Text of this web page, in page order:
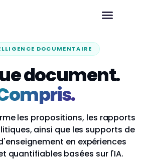
DOCUMENTAIRE
document.
les propositions, les rapports
ainsi que les supports de
en expériences
quantifiables basées sur l'IA.